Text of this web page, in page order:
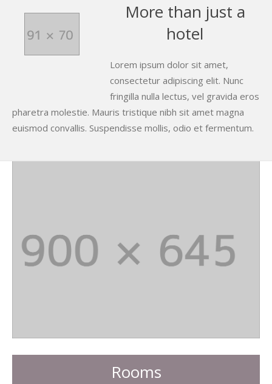
More than just a
hotel
Lorem ipsum dolor sit amet,
consectetur adipiscing elit. Nunc
fringilla nulla lectus, vel gravida eros
pharetra molestie. Mauris tristique nibh sit amet magna
euismod convallis. Suspendisse mollis, odio et fermentum.
Rooms